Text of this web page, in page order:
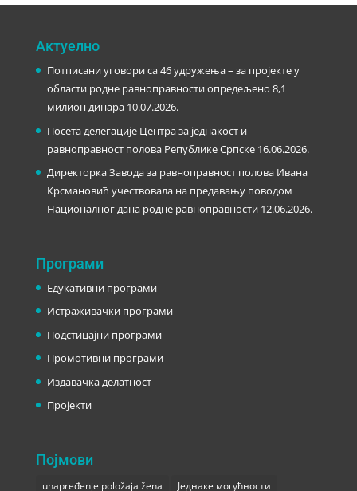
Актуелно
Потписани уговори са 46 удружења – за пројекте у
области родне равноправности опредељено 8,1
милион динара 10.07.2026.
Посета делегације Центра за једнакост и
равноправност полова Републике Српске 16.06.2026.
Директорка Завода за равноправност полова Ивана
Крсмановић учествовала на предавању поводом
Националног дана родне равноправности 12.06.2026.
Програми
Едукативни програми
Истраживачки програми
Подстицајни програми
Промотивни програми
Издавачка делатност
Пројекти
Појмови
unapređenje položaja žena Једнаке могућности